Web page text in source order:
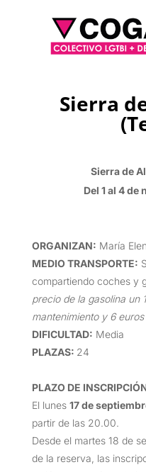
Sierra
Sierra de
Del 1 al 4 de
ORGANIZAN: María
MEDIO TRANSPORTE:
compartiendo coches y
precio de la gasolina un
mantenimiento y 6
DIFICULTAD:
PLAZAS: 24
PLAZO DE
El lunes 17 de
partir de las 20.00.
Desde el martes 18 de
de la reserva, las